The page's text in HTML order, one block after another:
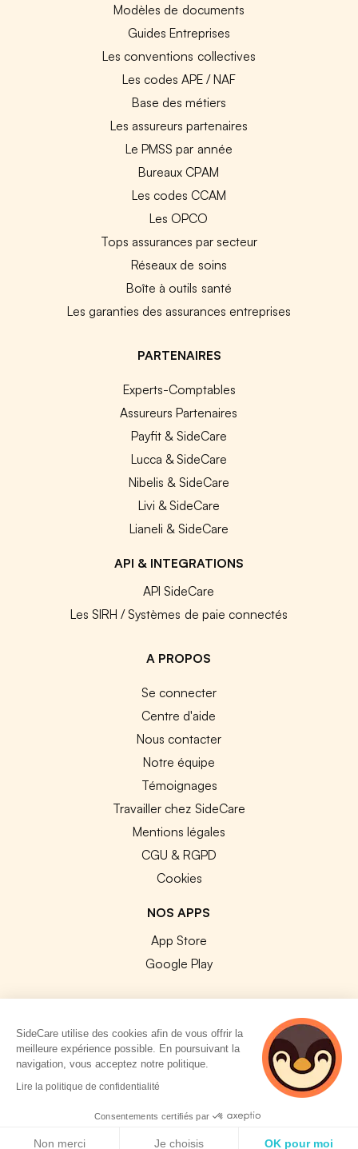
Modèles de documents
Guides Entreprises
Les conventions collectives
Les codes APE / NAF
Base des métiers
Les assureurs partenaires
Le PMSS par année
Bureaux CPAM
Les codes CCAM
Les OPCO
Tops assurances par secteur
Réseaux de soins
Boîte à outils santé
Les garanties des assurances entreprises
PARTENAIRES
Experts-Comptables
Assureurs Partenaires
Payfit & SideCare
Lucca & SideCare
Nibelis & SideCare
Livi & SideCare
Lianeli & SideCare
API & INTEGRATIONS
API SideCare
Les SIRH / Systèmes de paie connectés
A PROPOS
Se connecter
Centre d'aide
Nous contacter
Notre équipe
Témoignages
Travailler chez SideCare
Mentions légales
CGU & RGPD
Cookies
NOS APPS
App Store
Google Play
© 2026 SideCare. Tous droits réservés.
SideCare utilise des cookies afin de vous offrir la
meilleure expérience possible. En poursuivant la
navigation, vous acceptez notre politique.
Lire la politique de confidentialité
Consentements certifiés par
Non merci Je choisis OK pour moi
2 personnes
consultent
actuellement cette